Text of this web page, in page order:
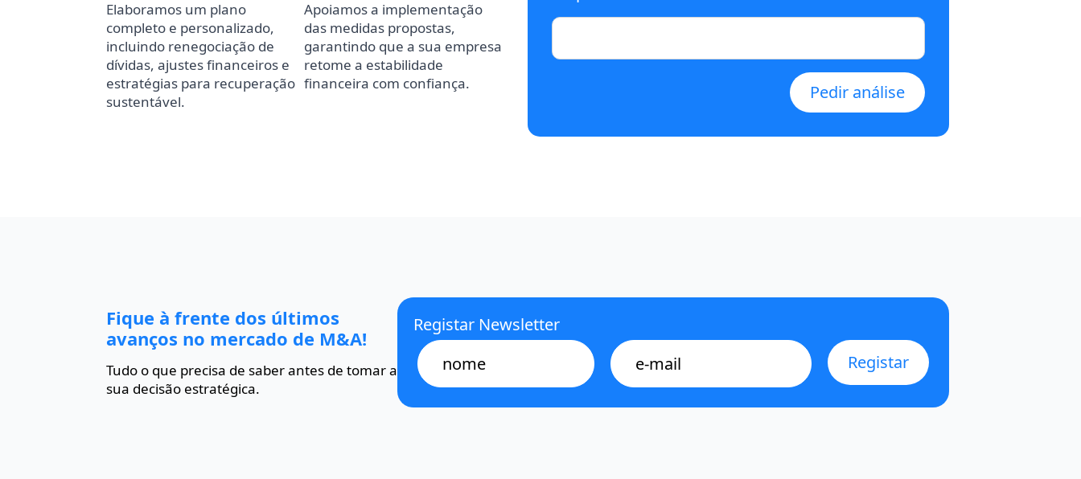
Elaboramos um plano
completo e personalizado,
incluindo renegociação de
dívidas, ajustes financeiros e
estratégias para recuperação
sustentável.
Apoiamos a implementação
das medidas propostas,
garantindo que a sua empresa
retome a estabilidade
financeira com confiança.
Pedir análise
Fique à frente dos últimos
avanços no mercado de M&A!
Tudo o que precisa de saber antes de tomar a
sua decisão estratégica.
Registar Newsletter
Name
E-
mail
*
Registar